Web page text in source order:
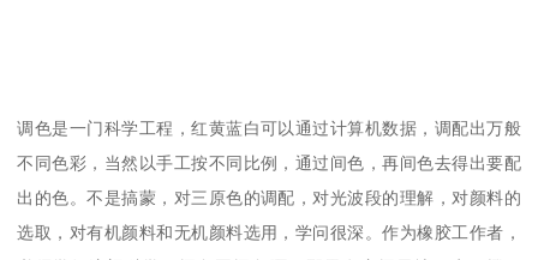
调色是一门科学工程，红黄蓝白可以通过计算机数据，调配出万般
不同色彩，当然以手工按不同比例，通过间色，再间色去得出要配
出的色。不是搞蒙，对三原色的调配，对光波段的理解，对颜料的
选取，对有机颜料和无机颜料选用，学问很深。作为橡胶工作者，